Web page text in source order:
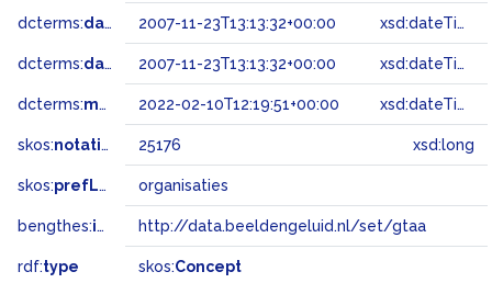
dcterms:dateAccepted 2007-11-23T13:13:32+00:00 xsd:dateTime
dcterms:dateSubmitted 2007-11-23T13:13:32+00:00 xsd:dateTime
dcterms:modified 2022-02-10T12:19:51+00:00 xsd:dateTime
skos:notation 25176 xsd:long
skos:prefLabel organisaties
bengthes:inSet http://data.beeldengeluid.nl/set/gtaa
rdf:type skos:Concept